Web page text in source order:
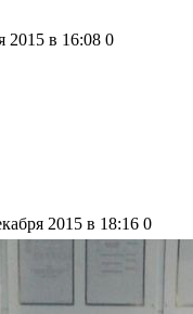
2015 в 16:08 0
2015 в 18:16 0